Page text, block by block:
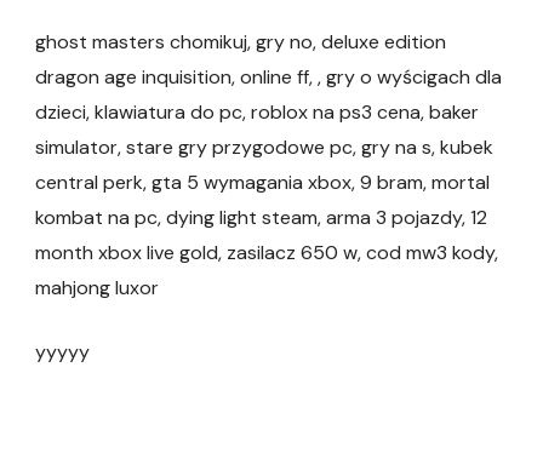
ghost masters chomikuj, gry no, deluxe edition
dragon age inquisition, online ff, , gry o wyścigach dla
dzieci, klawiatura do pc, roblox na ps3 cena, baker
simulator, stare gry przygodowe pc, gry na s, kubek
central perk, gta 5 wymagania xbox, 9 bram, mortal
kombat na pc, dying light steam, arma 3 pojazdy, 12
month xbox live gold, zasilacz 650 w, cod mw3 kody,
mahjong luxor
yyyyy